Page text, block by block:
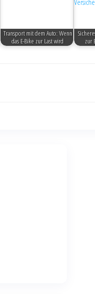
Transport mit dem Auto: Wenn
das E-Bike zur Last wird
zur